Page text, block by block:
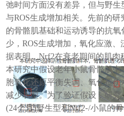
弛时间方面没有差异，但与野生
与ROS生成增加相关。先前的
的骨骼肌基础和运动诱导的抗
少，ROS生成增加，氧化应激
据表明，Nrf2在衰老期间的肌肉
本研究中假设老年小鼠骨骼肌
胞氧化还原平衡失调、氧化损
减少表型。为了验证假设，研
(24个月)野生型和Nrf2-/小鼠的